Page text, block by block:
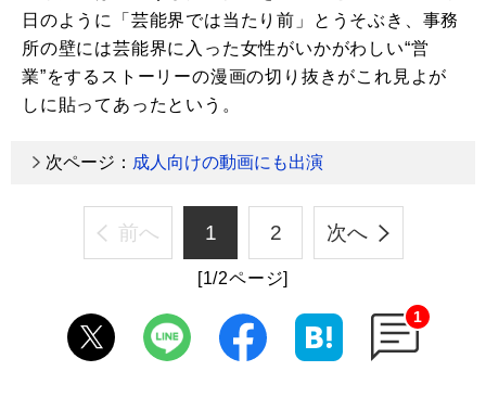
日のように「芸能界では当たり前」とうそぶき、事務
所の壁には芸能界に入った女性がいかがわしい“営
業”をするストーリーの漫画の切り抜きがこれ見よが
しに貼ってあったという。
次ページ： 成人向けの動画にも出演
前へ 1 2 次へ
[1/2ページ]
1